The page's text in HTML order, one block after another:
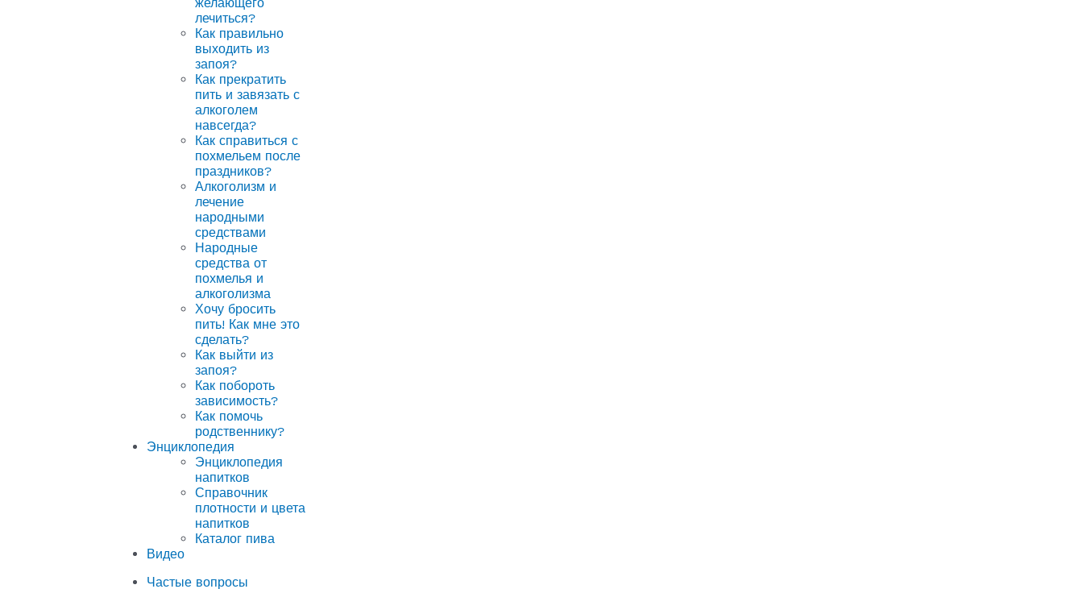
желающего
лечиться?
Как правильно
выходить из
запоя?
Как прекратить
пить и завязать с
алкоголем
навсегда?
Как справиться с
похмельем после
праздников?
Алкоголизм и
лечение
народными
средствами
Народные
средства от
похмелья и
алкоголизма
Хочу бросить
пить! Как мне это
сделать?
Как выйти из
запоя?
Как побороть
зависимость?
Как помочь
родственнику?
Энциклопедия
Энциклопедия
напитков
Справочник
плотности и цвета
напитков
Каталог пива
Видео
Частые вопросы